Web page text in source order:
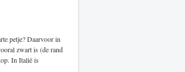
petje? Daarvoor in
zwart is (de rand
In Italië is